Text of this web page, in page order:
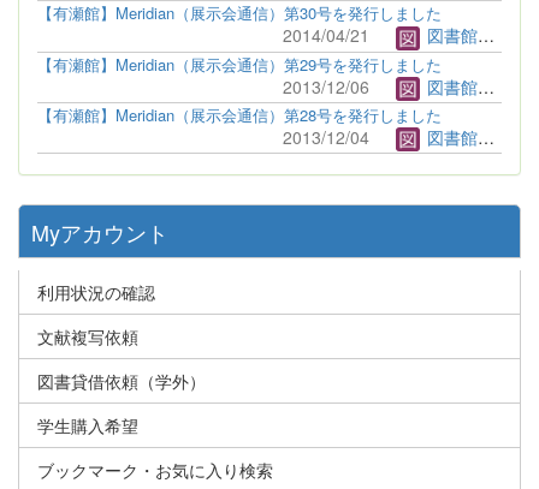
【有瀬館】Meridian（展示会通信）第30号を発行しました
2014/04/21 図書館管理者
【有瀬館】Meridian（展示会通信）第29号を発行しました
2013/12/06 図書館管理者
【有瀬館】Meridian（展示会通信）第28号を発行しました
2013/12/04 図書館管理者
Myアカウント
利用状況の確認
文献複写依頼
図書貸借依頼（学外）
学生購入希望
ブックマーク・お気に入り検索